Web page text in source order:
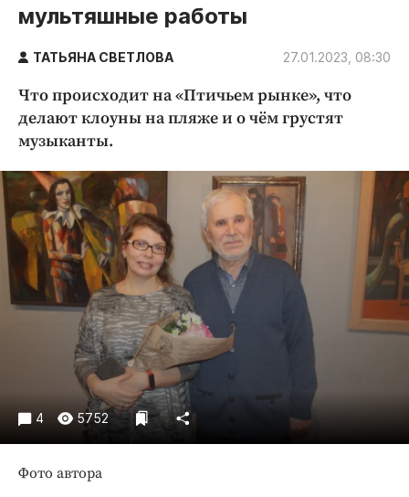
Криминал
Образование
Общество
Праздники
Происшествия
Спорт
Экономика и бизнес
ПРОЕКТЫ
Блоги
Издания
Медиаперсона
Интересное чтиво
Клиника года
Бренд года
мультяшные работы
ТАТЬЯНА СВЕТЛОВА 27.01.2023, 08:30
Что происходит на «Птичьем рынке», что
делают клоуны на пляже и о чём грустят
музыканты.
4 5752
Фото автора